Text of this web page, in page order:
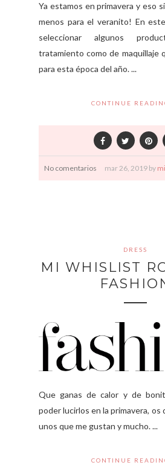
Ya estamos en primavera y eso
menos para el veranito! En
seleccionar algunos
tratamiento como de maquillaje
para esta época del año. ...
CONTINUE
No comentarios mar26, 2019 by
DRESS
MI WHISLIST
Que ganas de calor y de
poder lucirlos en la primavera, os
unos que me gustan y mucho. ...
CONTINUE